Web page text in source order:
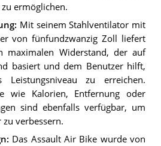
ermöglichen.
: Mit seinem Stahlventilator mit
von fünfundzwanzig Zoll liefert
maximalen Widerstand, der auf
basiert und dem Benutzer hilft,
Leistungsniveau zu erreichen.
wie Kalorien, Entfernung oder
sind ebenfalls verfügbar, um
verbessern.
: Das Assault Air Bike wurde von